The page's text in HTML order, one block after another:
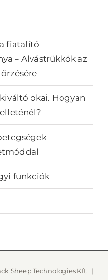
fiatalító
– Alvástrükkök az
okai. Hogyan
funkciók
Sheep Technologies Kft. |